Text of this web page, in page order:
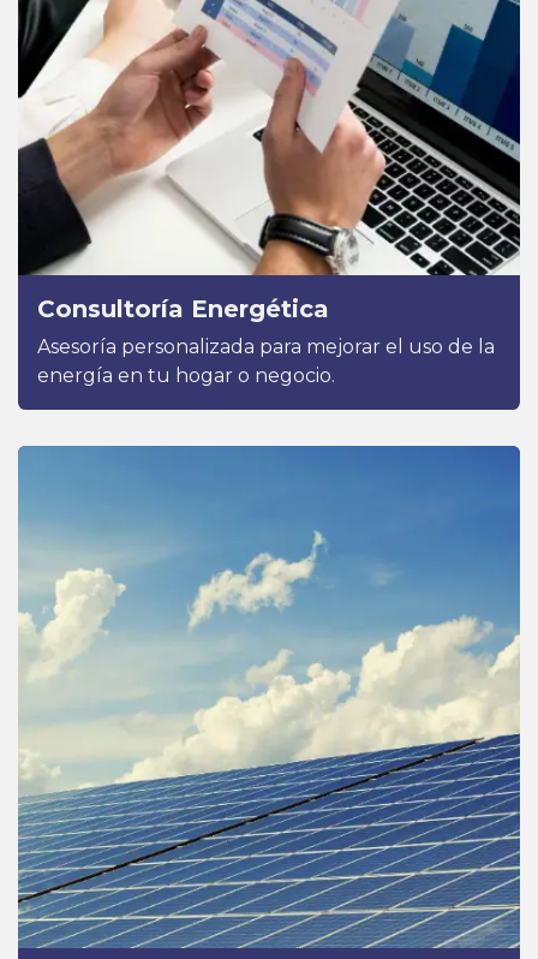
Consultoría Energética
Asesoría personalizada para mejorar el uso de la
energía en tu hogar o negocio.